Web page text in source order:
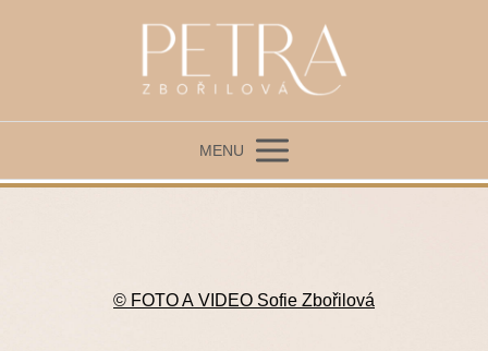
MENU
© FOTO A VIDEO Sofie Zbořilová